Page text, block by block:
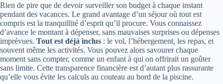
Rien de pire que de devoir surveiller son budget à chaque instant
pendant des vacances. Le grand avantage d’un séjour où tout est
compris est la tranquillité d’esprit qu’il procure. Vous connaissez
d’avance le montant à dépenser, sans mauvaises surprises ou dépenses
imprévues. Tout est déjà inclus : le vol, l’hébergement, les repas, et
souvent même les activités. Vous pouvez alors savourer chaque
moment sans compter, comme un enfant à qui on offrirait un goûter
sans limite. Cette transparence financière est d’autant plus rassurante
qu’elle vous évite les calculs au couteau au bord de la piscine.